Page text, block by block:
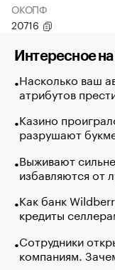
ОКОПФ
20716
Интересное
Насколько ваш
атрибутов
Казино
разрушают
Выживают
избавляются от
Как банк
кредиты
Сотрудники
компаниям.